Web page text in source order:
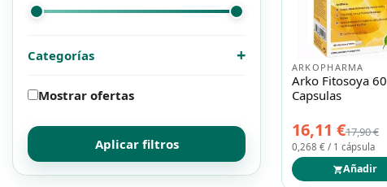
Productos naturales y dietética
Mascotas
Protección solar
Productos naturales y dietética
Mascotas
Protección solar
Categorías +
Mostrar ofertas
Aplicar filtros
ARKOPHARMA
Arko Fitosoya 60
Capsulas
16,11 €17,90 €
0,268 € / 1 cápsula
Añadir